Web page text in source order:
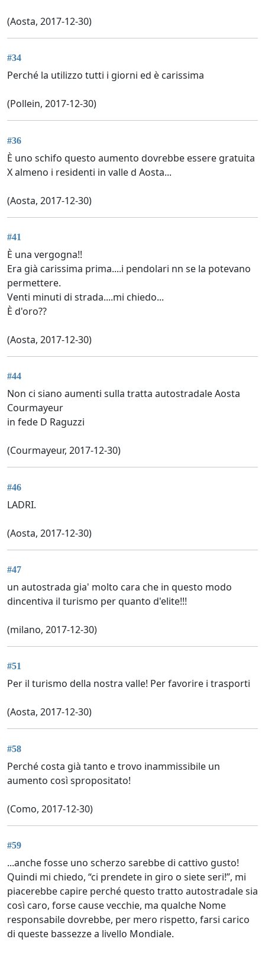
(Aosta, 2017-12-30)
#34
Perché la utilizzo tutti i giorni ed è carissima
(Pollein, 2017-12-30)
#36
È uno schifo questo aumento dovrebbe essere gratuita
X almeno i residenti in valle d Aosta...
(Aosta, 2017-12-30)
#41
È una vergogna!!
Era già carissima prima....i pendolari nn se la potevano
permettere.
Venti minuti di strada....mi chiedo...
È d'oro??
(Aosta, 2017-12-30)
#44
Non ci siano aumenti sulla tratta autostradale Aosta
Courmayeur
in fede D Raguzzi
(Courmayeur, 2017-12-30)
#46
LADRI.
(Aosta, 2017-12-30)
#47
un autostrada gia' molto cara che in questo modo
dincentiva il turismo per quanto d'elite!!!
(milano, 2017-12-30)
#51
Per il turismo della nostra valle! Per favorire i trasporti
(Aosta, 2017-12-30)
#58
Perché costa già tanto e trovo inammissibile un
aumento così spropositato!
(Como, 2017-12-30)
#59
...anche fosse uno scherzo sarebbe di cattivo gusto!
Quindi mi chiedo, “ci prendete in giro o siete seri!”, mi
piacerebbe capire perché questo tratto autostradale sia
così caro, forse cause vecchie, ma qualche Nome
responsabile dovrebbe, per mero rispetto, farsi carico
di queste bassezze a livello Mondiale.